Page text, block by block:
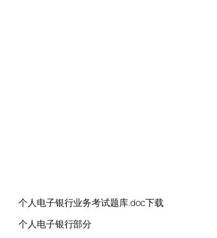
个人电子银行业务考试题库.doc下载
个人电子银行部分